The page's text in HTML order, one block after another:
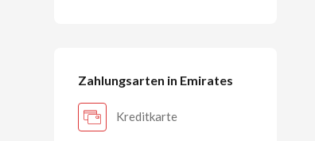
Zahlungsarten in Emirates
Kreditkarte